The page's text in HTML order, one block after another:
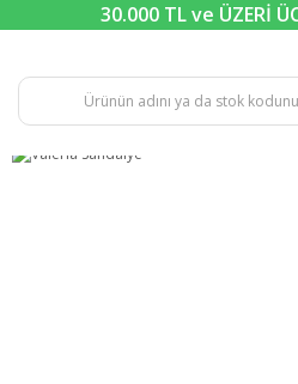
30.000 TL ve ÜZERİ